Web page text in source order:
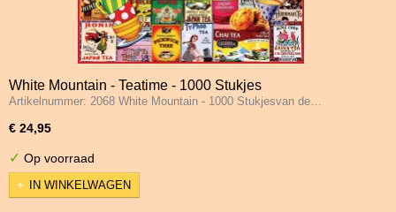
White Mountain - Teatime - 1000 Stukjes
Artikelnummer: 2068 White Mountain - 1000 Stukjesvan de…
€ 24,95
✓ Op voorraad
IN WINKELWAGEN